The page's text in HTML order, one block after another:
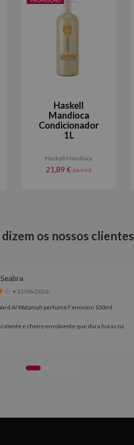
Haskell
Mandioca
Condicionador
1L
Haskell Mandioca
21,89 €24,90 €
os nossos clientes
• 15/06/2026
Al Wataniah perfume Feminino 100ml
e cheiro envolvente que dura horas na